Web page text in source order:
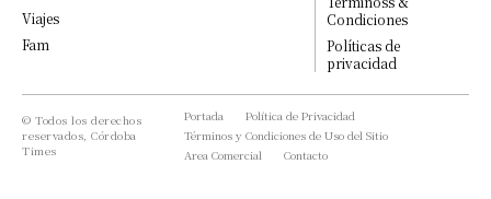
Viajes
Fam
Condiciones
Políticas de
privacidad
© Todos los derechos
reservados, Córdoba
Times
Portada
Política de Privacidad
Términos y Condiciones de Uso del Sitio
Area Comercial
Contacto